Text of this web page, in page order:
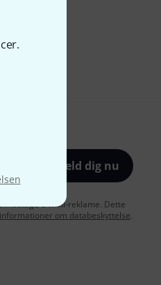
Tilmeld dig nu
e-mail-reklame. Dette
informationer om databeskyttelse.